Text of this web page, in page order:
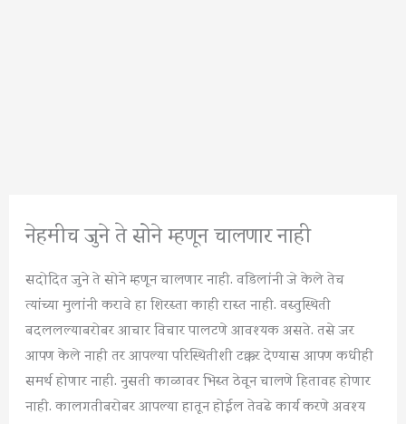
नेहमीच जुने ते सोने म्हणून चालणार नाही
सदोदित जुने ते सोने म्हणून चालणार नाही. वडिलांनी जे केले तेच
त्यांच्या मुलांनी करावे हा शिरस्ता काही रास्त नाही. वस्तुस्थिती
बदललल्याबरोबर आचार विचार पालटणे आवश्यक असते. तसे जर
आपण केले नाही तर आपल्या परिस्थितीशी टक्कर देण्यास आपण कधीही
समर्थ होणार नाही. नुसती काळावर भिस्त ठेवून चालणे हितावह होणार
नाही. कालगतीबरोबर आपल्या हातून होईल तेवढे कार्य करणे अवश्य